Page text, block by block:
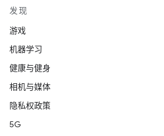
发现
游戏
机器学习
健康与健身
相机与媒体
隐私权政策
5G